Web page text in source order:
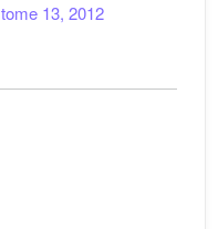
13, 2012